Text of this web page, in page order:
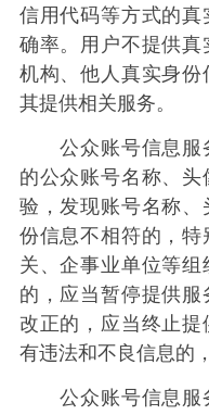
信用代码等方式的
确率。用户不提供
机构、他人真实身
其提供相关服务。
公众账号信息服
的公众账号名称、
验，发现账号名称
份信息不相符的，
关、企事业单位等
的，应当暂停提供
改正的，应当终止
有违法和不良信息的
公众账号信息服